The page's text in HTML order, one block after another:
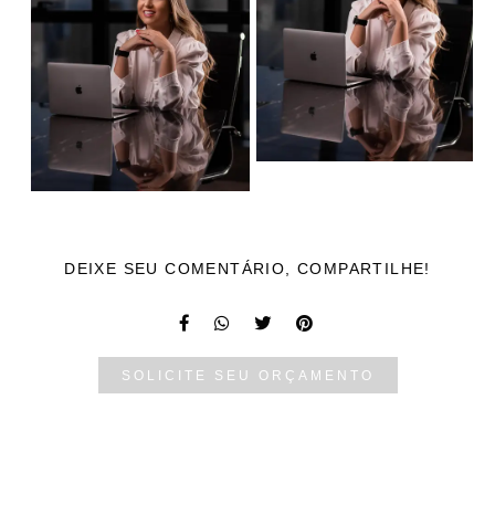
DEIXE SEU COMENTÁRIO, COMPARTILHE!
SOLICITE SEU ORÇAMENTO